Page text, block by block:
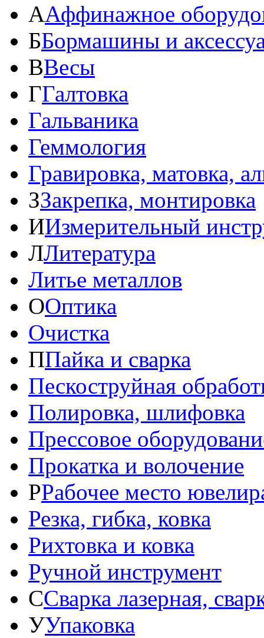
ААффинажное
ББормашины и
ВВесы
ГГалтовка
Гальваника
Геммология
Гравировка, матовка,
ЗЗакрепка, монтировка
ИИзмерительный
ЛЛитература
Литье металлов
ООптика
Очистка
ППайка и сварка
Пескоструйная
Полировка, шлифовка
Прессовое
Прокатка и волочение
РРабочее место
Резка, гибка, ковка
Рихтовка и ковка
Ручной инструмент
ССварка лазерная,
УУпаковка